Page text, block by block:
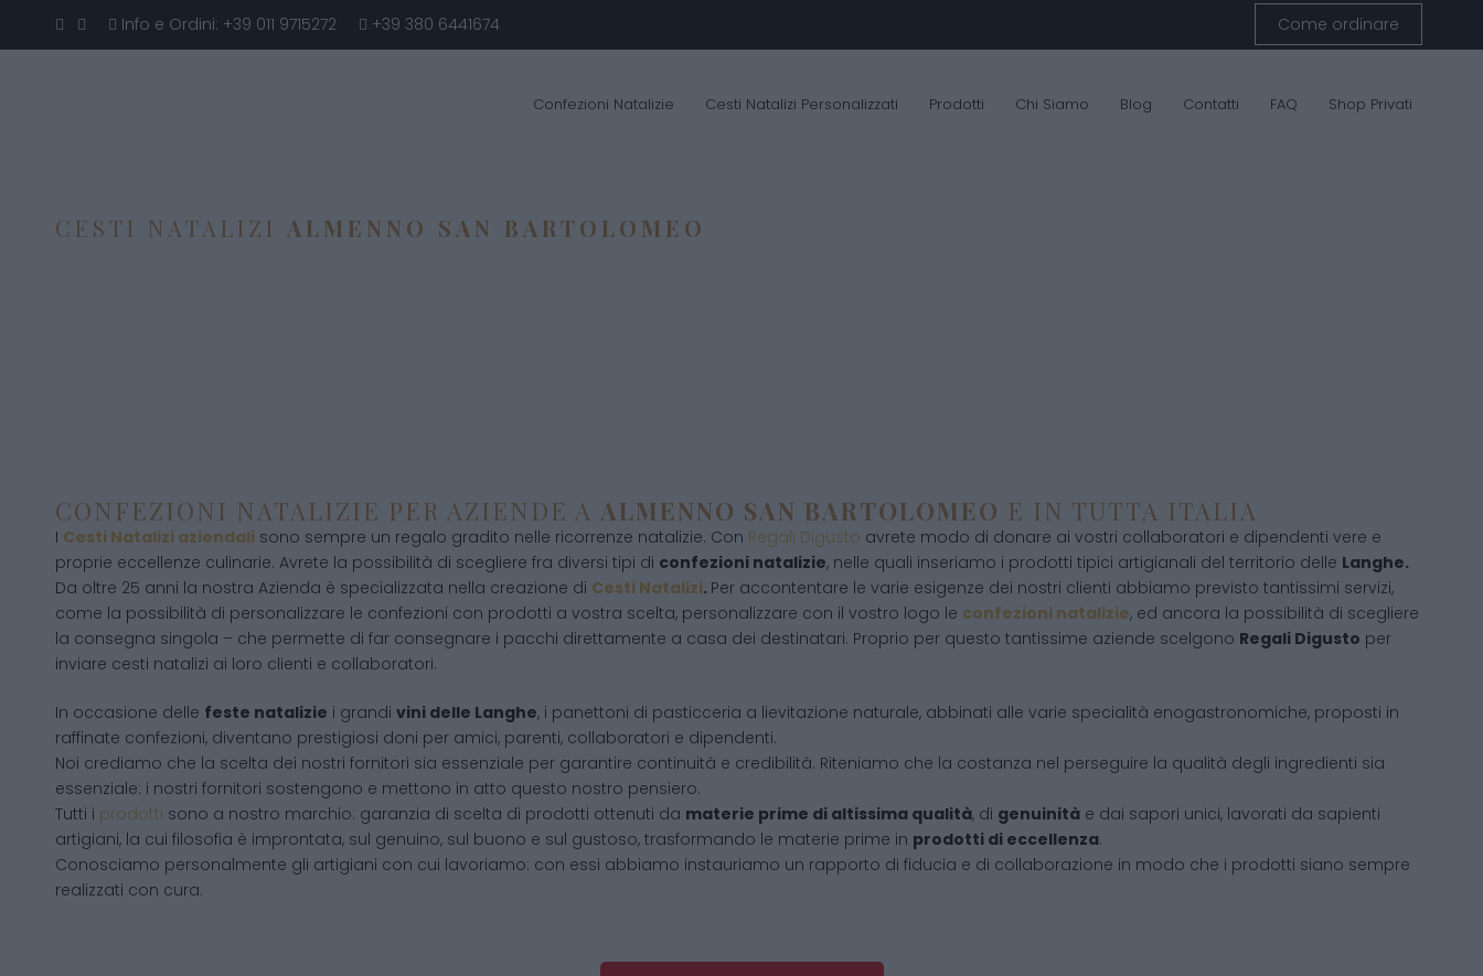
Info e Ordini: +39 011 9715272 +39 380 6441674 Come ordinare
Confezioni Natalizie Cesti Natalizi Personalizzati Prodotti Chi Siamo Blog Contatti FAQ Shop Privati
CESTI NATALIZI ALMENNO SAN BARTOLOMEO
CONFEZIONI NATALIZIE PER AZIENDE A ALMENNO SAN BARTOLOMEO E IN TUTTA ITALIA
I Cesti Natalizi aziendali sono sempre un regalo gradito nelle ricorrenze natalizie. Con Regali Digusto avrete modo di donare ai vostri collaboratori e dipendenti vere e
proprie eccellenze culinarie. Avrete la possibilità di scegliere fra diversi tipi di confezioni natalizie, nelle quali inseriamo i prodotti tipici artigianali del territorio delle Langhe.
Da oltre 25 anni la nostra Azienda è specializzata nella creazione di Cesti Natalizi. Per accontentare le varie esigenze dei nostri clienti abbiamo previsto tantissimi servizi,
come la possibilità di personalizzare le confezioni con prodotti a vostra scelta, personalizzare con il vostro logo le confezioni natalizie, ed ancora la possibilità di scegliere
la consegna singola – che permette di far consegnare i pacchi direttamente a casa dei destinatari. Proprio per questo tantissime aziende scelgono Regali Digusto per
inviare cesti natalizi ai loro clienti e collaboratori.
In occasione delle feste natalizie i grandi vini delle Langhe, i panettoni di pasticceria a lievitazione naturale, abbinati alle varie specialità enogastronomiche, proposti in
raffinate confezioni, diventano prestigiosi doni per amici, parenti, collaboratori e dipendenti.
Noi crediamo che la scelta dei nostri fornitori sia essenziale per garantire continuità e credibilità. Riteniamo che la costanza nel perseguire la qualità degli ingredienti sia
essenziale: i nostri fornitori sostengono e mettono in atto questo nostro pensiero.
Tutti i prodotti sono a nostro marchio: garanzia di scelta di prodotti ottenuti da materie prime di altissima qualità, di genuinità e dai sapori unici, lavorati da sapienti
artigiani, la cui filosofia è improntata, sul genuino, sul buono e sul gustoso, trasformando le materie prime in prodotti di eccellenza.
Conosciamo personalmente gli artigiani con cui lavoriamo: con essi abbiamo instauriamo un rapporto di fiducia e di collaborazione in modo che i prodotti siano sempre
realizzati con cura.